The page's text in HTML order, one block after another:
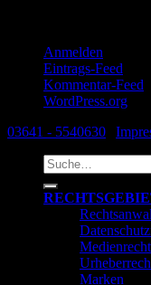
Anmelden
Eintrags-Feed
Kommentar-Feed
WordPress.org
03641 - 5540630
Suche
nach:
Medienrecht
Marken